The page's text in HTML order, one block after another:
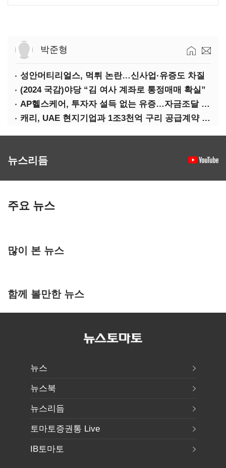
박준형
성안머티리얼스, 먹튀 논란…신사업·유증도 차질
(2024 국감)야당 “김 여사 계좌로 통정매매 확실”
AP헬스케어, 투자자 설득 없는 유증…자금조달 ‘빨간불’
캐리, UAE 현지기업과 1조3천억 구리 공급계약 체결
뉴스리듬
주요 뉴스
많이 본 뉴스
함께 볼만한 뉴스
뉴스
뉴스북
뉴스리듬
토마토증권통 Live
IB토마토